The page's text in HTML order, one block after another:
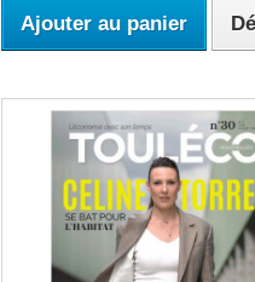
Ajouter au panier